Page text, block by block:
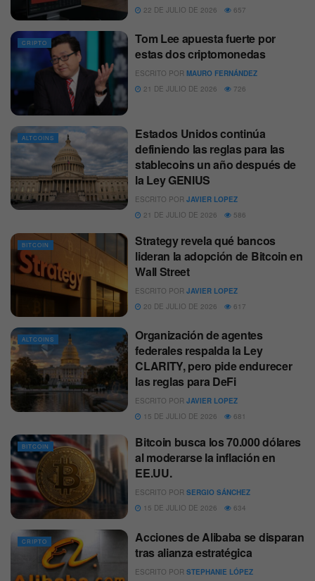
22 DE JULIO DE 2026
657
CRIPTO
Tom Lee apuesta fuerte por
estas dos criptomonedas
ESCRITO POR MAURO FERNÁNDEZ
21 DE JULIO DE 2026
726
ALTCOINS
Estados Unidos continúa
definiendo las reglas para las
stablecoins un año después de
la Ley GENIUS
ESCRITO POR JAVIER LOPEZ
21 DE JULIO DE 2026
586
BITCOIN
Strategy revela qué bancos
lideran la adopción de Bitcoin en
Wall Street
ESCRITO POR JAVIER LOPEZ
20 DE JULIO DE 2026
617
ALTCOINS
Organización de agentes
federales respalda la Ley
CLARITY, pero pide endurecer
las reglas para DeFi
ESCRITO POR JAVIER LOPEZ
15 DE JULIO DE 2026
681
BITCOIN
Bitcoin busca los 70.000 dólares
al moderarse la inflación en
EE.UU.
ESCRITO POR SERGIO SÁNCHEZ
15 DE JULIO DE 2026
634
CRIPTO
Acciones de Alibaba se disparan
tras alianza estratégica
ESCRITO POR STEPHANIE LÓPEZ